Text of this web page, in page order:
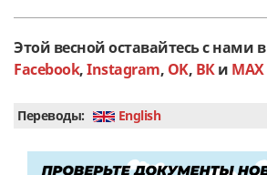
Этой весной оставайтесь с нами в
Facebook,Instagram, OK, ВКи MAX
Переводы: English